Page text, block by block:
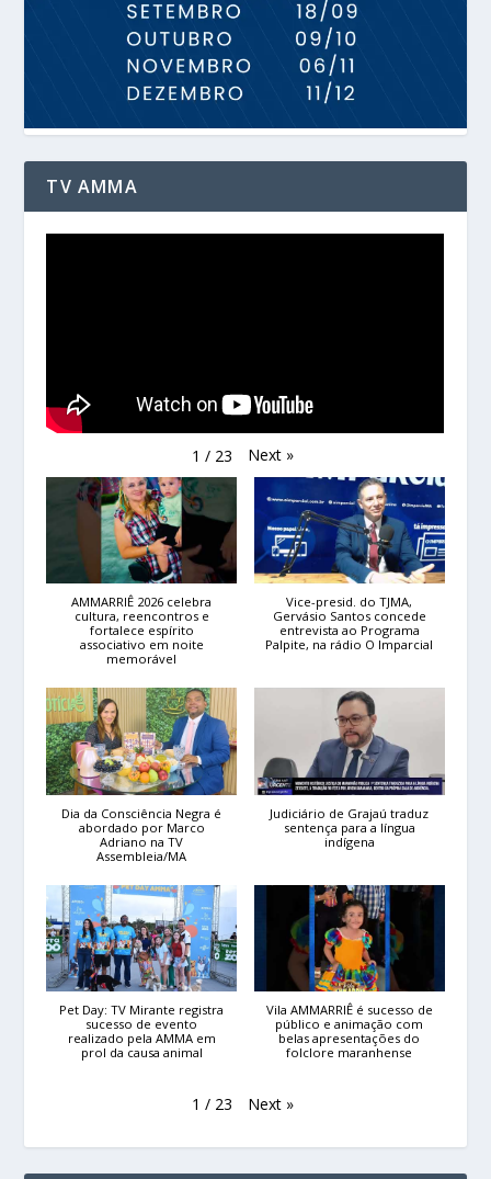
TV AMMA
1 / 23 Next »
AMMARRIÊ 2026 celebra
cultura, reencontros e
fortalece espírito
associativo em noite
memorável
Vice-presid. do TJMA,
Gervásio Santos concede
entrevista ao Programa
Palpite, na rádio O Imparcial
Dia da Consciência Negra é
abordado por Marco
Adriano na TV
Assembleia/MA
Judiciário de Grajaú traduz
sentença para a língua
indígena
Pet Day: TV Mirante registra
sucesso de evento
realizado pela AMMA em
prol da causa animal
Vila AMMARRIÊ é sucesso de
público e animação com
belas apresentações do
folclore maranhense
1 / 23 Next »